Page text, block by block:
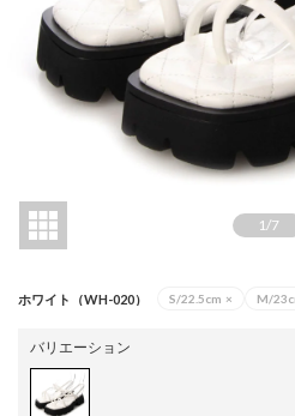
1/7
ホワイト（WH-020） S/22.5cm × M/
バリエーション